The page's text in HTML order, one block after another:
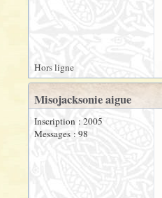
Hors ligne
Misojacksonie aigue
Inscription : 2005
Messages : 98